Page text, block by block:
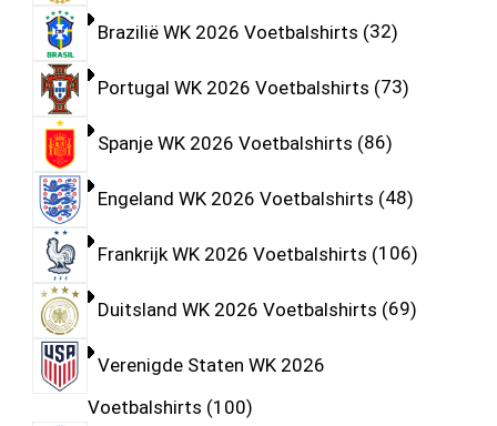
Brazilië WK 2026 Voetbalshirts 32
Portugal WK 2026 Voetbalshirts 73
Spanje WK 2026 Voetbalshirts 86
Engeland WK 2026 Voetbalshirts 48
Frankrijk WK 2026 Voetbalshirts 106
Duitsland WK 2026 Voetbalshirts 69
Verenigde Staten WK 2026
Voetbalshirts 100